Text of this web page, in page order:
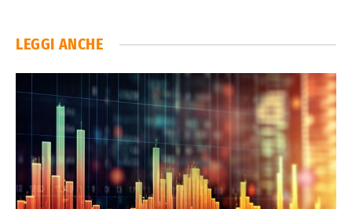
LEGGI ANCHE